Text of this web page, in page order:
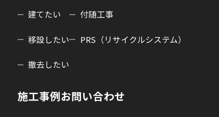
建てたい
移設したい
撤去したい
付随工事
PRS（リサイクルシステム）
施工事例お問い合わせ